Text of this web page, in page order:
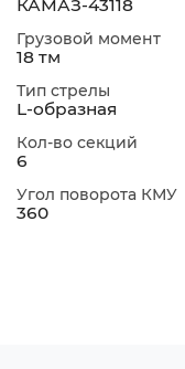
КАМАЗ-43118
Грузовой момент
18 тм
Тип стрелы
L-образная
Кол-во секций
6
Угол поворота КМУ
360